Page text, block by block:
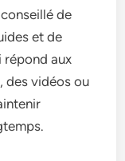
de
et de
répond aux
des vidéos ou